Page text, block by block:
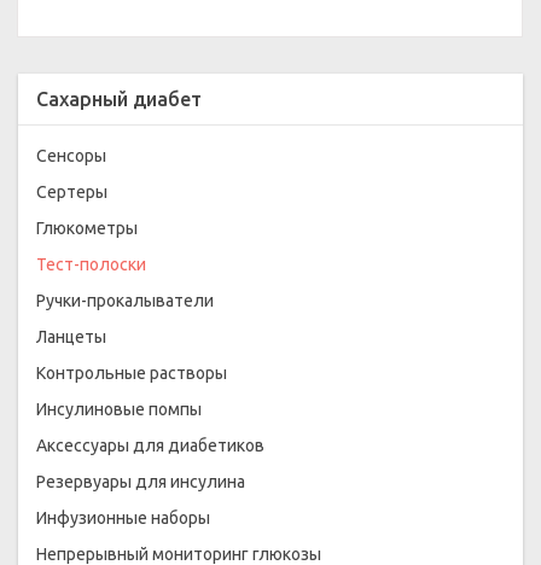
Сахарный диабет
Сенсоры
Сертеры
Глюкометры
Тест-полоски
Ручки-прокалыватели
Ланцеты
Контрольные растворы
Инсулиновые помпы
Аксессуары для диабетиков
Резервуары для инсулина
Инфузионные наборы
Непрерывный мониторинг глюкозы